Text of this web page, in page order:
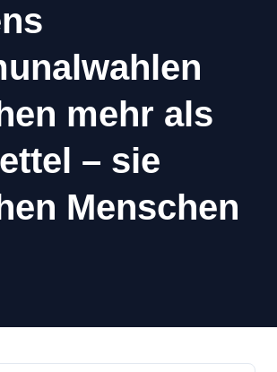
mehr als
– sie
Menschen